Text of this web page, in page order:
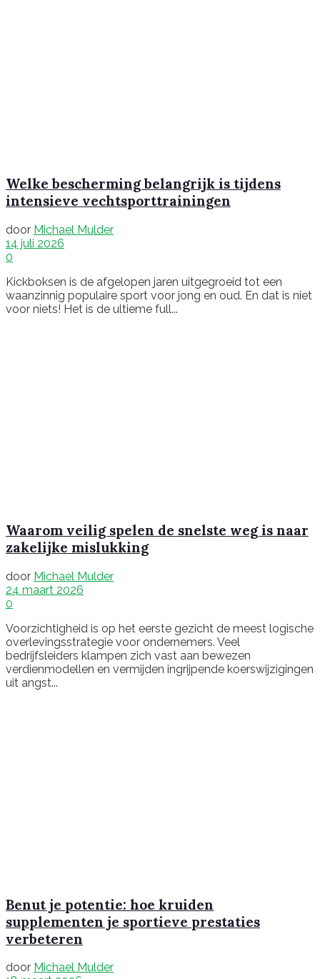
Welke bescherming belangrijk is tijdens
intensieve vechtsporttrainingen
door Michael Mulder
14 juli 2026
0
Kickboksen is de afgelopen jaren uitgegroeid tot een
waanzinnig populaire sport voor jong en oud. En dat is niet
voor niets! Het is de ultieme full...
Waarom veilig spelen de snelste weg is naar
zakelijke mislukking
door Michael Mulder
24 maart 2026
0
Voorzichtigheid is op het eerste gezicht de meest logische
overlevingsstrategie voor ondernemers. Veel
bedrijfsleiders klampen zich vast aan bewezen
verdienmodellen en vermijden ingrijpende koerswijzigingen
uit angst...
Benut je potentie: hoe kruiden
supplementen je sportieve prestaties
verbeteren
door Michael Mulder